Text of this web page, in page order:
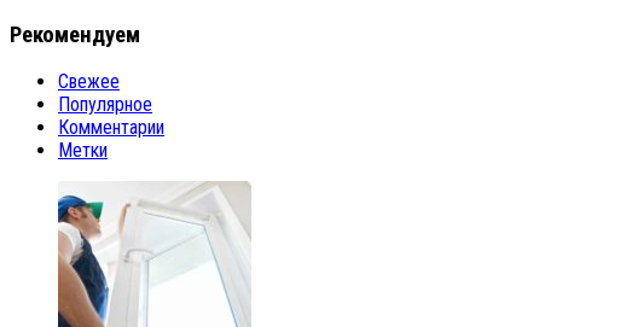
Рекомендуем
Свежее
Популярное
Комментарии
Метки